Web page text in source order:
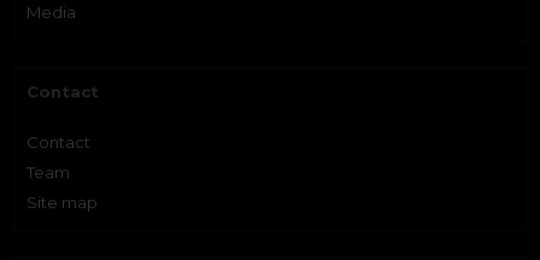
Media
Contact
Contact
Team
Site map